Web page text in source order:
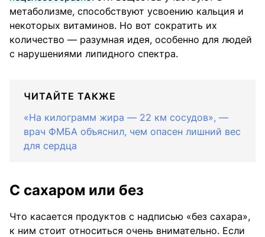
метаболизме, способствуют усвоению кальция и
некоторых витаминов. Но вот сократить их
количество — разумная идея, особенно для людей
с нарушениями липидного спектра.
ЧИТАЙТЕ ТАКЖЕ
«На килограмм жира — 22 км сосудов», —
врач ФМБА объяснил, чем опасен лишний вес
для сердца
С сахаром или без
Что касается продуктов с надписью «без сахара»,
к ним стоит относиться очень внимательно. Если